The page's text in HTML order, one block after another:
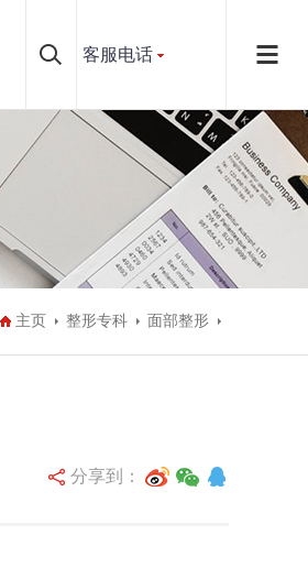
客服电话
主页 整形专科 面部整形
分享到：